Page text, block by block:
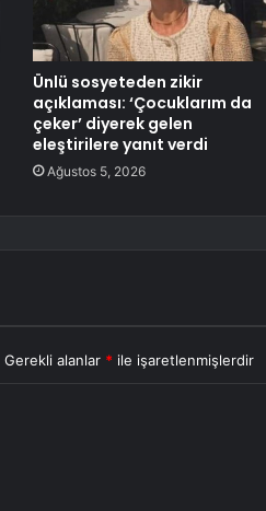
Ünlü sosyeteden zikir
açıklaması: ‘Çocuklarım da
çeker’ diyerek gelen
eleştirilere yanıt verdi
Ağustos 5, 2026
Gerekli alanlar * ile işaretlenmişlerdir